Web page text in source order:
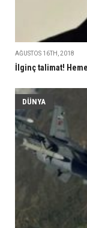
AĞUSTOS 16TH, 2018
İlginç talimat!
DÜNYA